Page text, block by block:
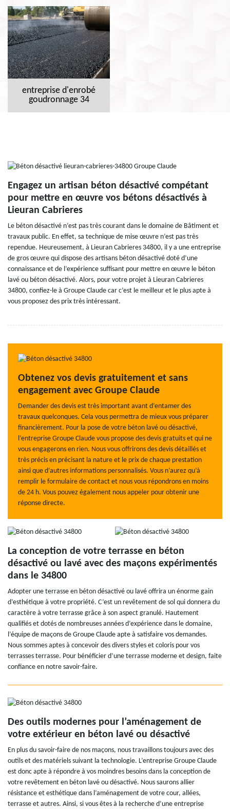
entreprise d'enrobé
goudronnage 34
Engagez un artisan béton désactivé compétant
pour mettre en œuvre vos bétons désactivés à
Lieuran Cabrieres
Le béton désactivé n’est pas très courant dans le domaine de Bâtiment et
travaux public. En effet, sa technique de mise œuvre n’est pas très
rependue. Heureusement, à Lieuran Cabrieres 34800, il y a une entreprise
de gros œuvre qui dispose des artisans béton désactivé doté d’une
connaissance et de l’expérience suffisant pour mettre en œuvre le béton
lavé ou béton désactivé. Alors, pour votre projet à Lieuran Cabrieres
34800, confiez-le à Groupe Claude car c’est le meilleur et le plus apte à
vous proposez des prix très intéressant.
Obtenez vos devis gratuitement et sans
engagement avec Groupe Claude
Demander des devis est très important avant d’entamer des
travaux quelconques. Cela vous permettra de mieux vous préparer
financièrement. Pour la pose de votre béton lavé ou désactivé,
l’entreprise Groupe Claude vous propose des devis gratuits et qui ne
vous engagerons en rien. Nous vous offrirons des devis détaillés et
très précis en précisant la nature et le prix de chaque prestation
ainsi que d’autres informations personnalisés. Vous n’aurez qu’à
remplir le formulaire de contact et nous vous répondrons en moins
de 24 h. Vous pouvez également nous appeler pour obtenir une
réponse directe.
La conception de votre terrasse en béton
désactivé ou lavé avec des maçons expérimentés
dans le 34800
Adopter une terrasse en béton désactivé ou lavé offrira un énorme gain
d’esthétique à votre propriété. C’est un revêtement de sol qui donnera du
caractère à votre terrasse grâce à son aspect granulé. Hautement
qualifiés et dotés de nombreuses années d’expérience dans le domaine,
l’équipe de maçons de Groupe Claude apte à satisfaire vos demandes.
Nous sommes aptes à concevoir des divers styles et coloris pour vos
terrasses terrasse. Pour bénéficier d’une terrasse moderne et design, faite
confiance en notre savoir-faire.
Des outils modernes pour l’aménagement de
votre extérieur en béton lavé ou désactivé
En plus du savoir-faire de nos maçons, nous travaillons toujours avec des
outils et des matériels suivant la technologie. L’entreprise Groupe Claude
est donc apte à répondre à vos moindres besoins dans la conception de
votre revêtement en béton lavé ou désactivé. Nous saurons allier
résistance et esthétique dans l’aménagement de votre cour, allées,
terrasse et autres. Ainsi, si vous êtes à la recherche d’une entreprise